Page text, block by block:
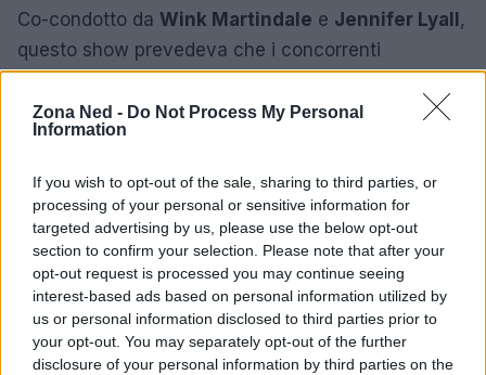
Zona Ned - Do Not Process My Personal
Information
If you wish to opt-out of the sale, sharing to third parties, or
processing of your personal or sensitive information for
targeted advertising by us, please use the below opt-out
section to confirm your selection. Please note that after your
opt-out request is processed you may continue seeing
interest-based ads based on personal information utilized by
us or personal information disclosed to third parties prior to
your opt-out. You may separately opt-out of the further
disclosure of your personal information by third parties on the
Co-condotto da Wink Martindale e Jennifer Lyall,
questo show prevedeva che i concorrenti
completassero parole in un layout simile a un
cruciverba. La semplicità e la rapidità del gioco lo
rendevano accessibile, perfetto per i fan dei game
con elementi moderni potrebbe attrarre un pubblico
giovane e amante dei giochi di parole.
10. Catene di parole energiche
Il primo show che merita di essere ricordato è stato
condotto daPeter Tomarkene si basava sulla